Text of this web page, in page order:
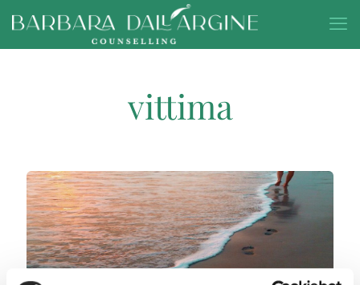
vittima